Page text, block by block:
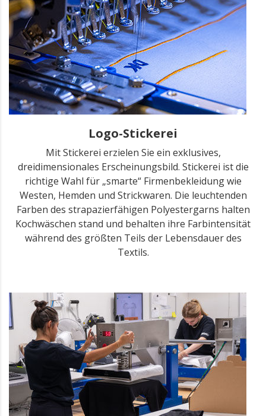
Logo-Stickerei
Mit Stickerei erzielen Sie ein exklusives,
dreidimensionales Erscheinungsbild. Stickerei ist die
richtige Wahl für „smarte“ Firmenbekleidung wie
Westen, Hemden und Strickwaren. Die leuchtenden
Farben des strapazierfähigen Polyestergarns halten
Kochwäschen stand und behalten ihre Farbintensität
während des größten Teils der Lebensdauer des
Textils.